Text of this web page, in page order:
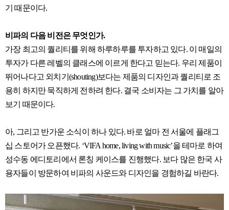
기 때문이다.
비파의 다음 비전은 무엇인가.
가장 최고의 퀄리티를 위해 하루하루를 투자하고 있다. 이 매일의
투자가 다른 레벨의 클래스에 이르게 한다고 믿는다. 우리 제품이
뛰어나다고 외치기(shouting)보다는 제품의 디자인과 퀄리티로 조
용히 하지만 묵직하게 전하려 한다. 결국 소비자는 그 가치를 알아
보기 때문이다.
아, 그리고 반가운 소식이 하나 있다. 바로 얼마 전 서울에 플래그
십 스토어가 오픈했다. ‘VIFA home, living with music’을 테마로 하여
성수동 에디토리에서 론칭 케이스를 진행했다. 보다 많은 한국 사
용자들이 방문하여 비파의 사운드와 디자인을 경험하길 바란다.